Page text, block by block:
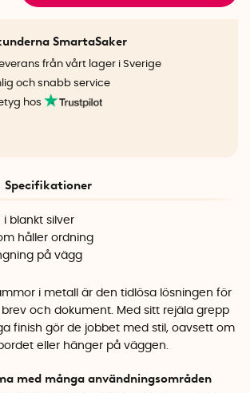
SmartaSaker
från vårt lager i Sverige
och snabb service
hos
Specifikationer
i blankt silver
håller ordning
på vägg
i metall är den tidlösa lösningen för
och dokument. Med sitt rejäla grepp
finish gör de jobbet med stil, oavsett om
eller hänger på väggen.
med många användningsområden